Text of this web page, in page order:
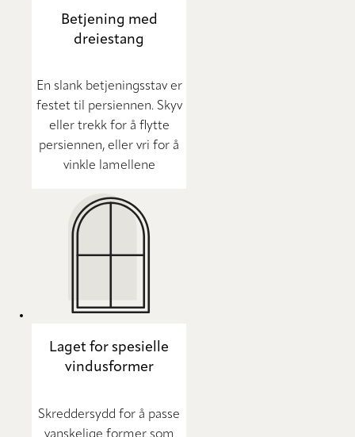
Betjening med
dreiestang
En slank betjeningsstav er
festet til persiennen. Skyv
eller trekk for å flytte
persiennen, eller vri for å
vinkle lamellene
Laget for spesielle
vindusformer
Skreddersydd for å passe
vanskelige former som